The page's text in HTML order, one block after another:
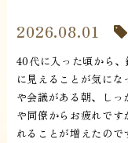
2026.08.01
40代に入った頃から
に見えることが気に
や会議がある朝、し
や同僚からお疲れです
れることが増えたの